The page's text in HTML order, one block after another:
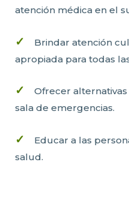
atención médica en el
✓
Brindar atención
apropiada para todas
✓
Ofrecer alternativas
sala de emergencias.
✓
Educar a las
salud.